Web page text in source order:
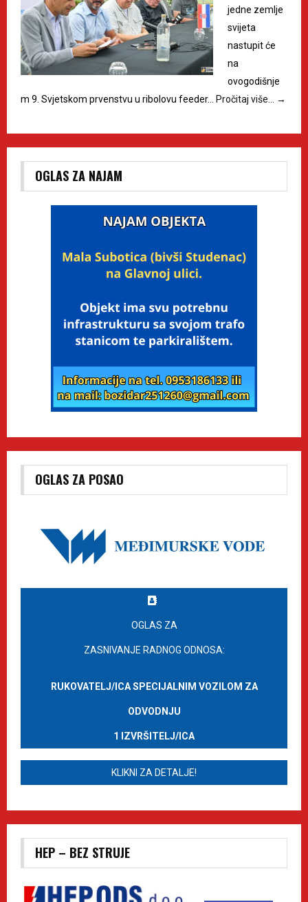
jedne zemlje
svijeta
nastupit će
na
ovogodišnje
m 9. Svjetskom prvenstvu u ribolovu feeder…
Pročitaj više… →
OGLAS ZA NAJAM
OGLAS ZA POSAO
OGLAS ZA
ZASNIVANJE RADNOG ODNOSA:
RUKOVATELJ/ICA SPECIJALNIM VOZILOM ZA
ODVODNJU
1 IZVRŠITELJ/ICA
KLIKNI ZA DETALJE!
HEP – BEZ STRUJE